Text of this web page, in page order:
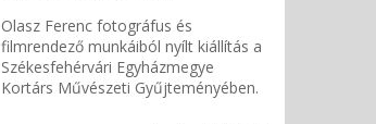
Olasz Ferenc fotográfus és
filmrendező munkáiból nyílt kiállítás a
Székesfehérvári Egyházmegye
Kortárs Művészeti Gyűjteményében.